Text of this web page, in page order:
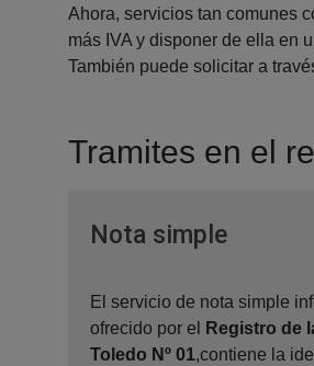
Ahora, servicios tan comunes
más IVA y disponer de ella en
También puede solicitar a
Tramites en el
Nota simple
El servicio de nota simple
ofrecido por el
Registro de
Toledo Nº 01,contiene la